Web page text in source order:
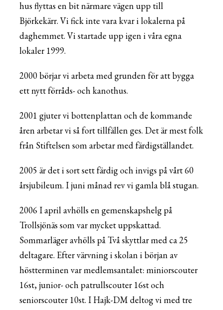
hus flyttas en bit närmare vägen upp till
Björkekärr. Vi fick inte vara kvar i lokalerna på
daghemmet. Vi startade upp igen i våra egna
lokaler 1999.
2000 börjar vi arbeta med grunden för att bygga
ett nytt förråds- och kanothus.
2001 gjuter vi bottenplattan och de kommande
åren arbetar vi så fort tillfällen ges. Det är mest folk
från Stiftelsen som arbetar med färdigställandet.
2005 är det i sort sett färdig och invigs på vårt 60
årsjubileum. I juni månad rev vi gamla blå stugan.
2006 I april avhölls en gemenskapshelg på
Trollsjönäs som var mycket uppskattad.
Sommarläger avhölls på Två skyttlar med ca 25
deltagare. Efter värvning i skolan i början av
höstterminen var medlemsantalet: miniorscouter
16st, junior- och patrullscouter 16st och
seniorscouter 10st. I Hajk-DM deltog vi med tre